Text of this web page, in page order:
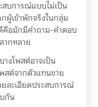
สบการณ์แบบไม่เป็น
ผู้เข้าพักจริงในกลุ่ม
คือมักมีคำถาม-คำตอบ
ากหลาย
างโพสต์อาจเป็น
สต์จากตัวแทนขาย
ละเอียดประสบการณ์
กัน